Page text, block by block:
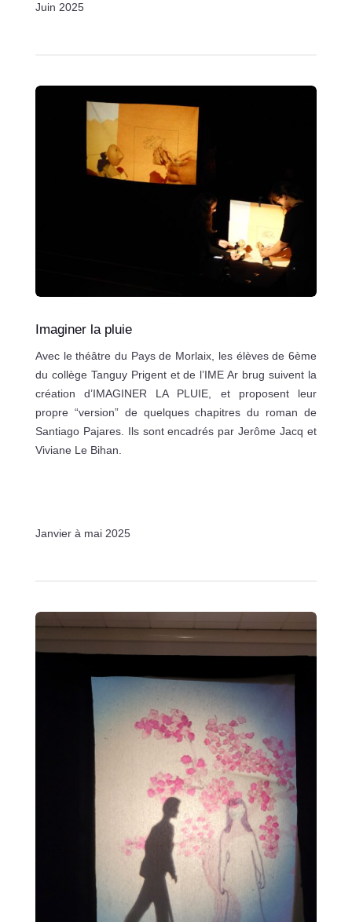
Juin 2025
Imaginer la pluie
Avec le théâtre du Pays de Morlaix, les élèves de 6ème
du collège Tanguy Prigent et de l’IME Ar brug suivent la
création d’IMAGINER LA PLUIE, et proposent leur
propre “version” de quelques chapitres du roman de
Santiago Pajares. Ils sont encadrés par Jerôme Jacq et
Viviane Le Bihan.
Janvier à mai 2025